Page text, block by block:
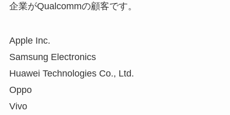
企業がQualcommの顧客です。
Apple Inc.
Samsung Electronics
Huawei Technologies Co., Ltd.
Oppo
Vivo